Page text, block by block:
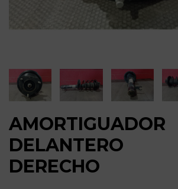
AMORTIGUADOR
DELANTERO
DERECHO